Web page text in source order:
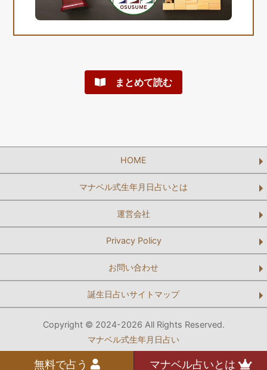
まとめて読む
HOME
マナベル式生年月日占いとは
運営会社
Privacy Policy
お問い合わせ
誕生日占いサイトマップ
Copyright © 2024-2026 All Rights Reserved.
マナベル式生年月日占い
無料で占う マナベル占いとは